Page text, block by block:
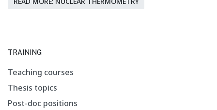
TRAINING
Teaching courses
Thesis topics
Post-doc positions